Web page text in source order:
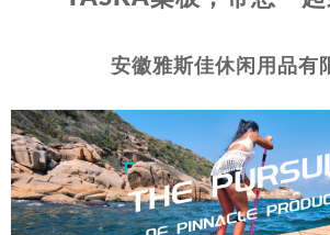
安徽雅斯佳休闲用品有